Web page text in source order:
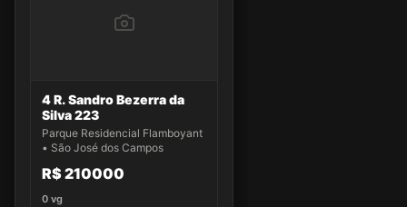
4 R. Sandro Bezerra da
Silva 223
Parque Residencial Flamboyant
• São José dos Campos
R$ 210000
0 vg